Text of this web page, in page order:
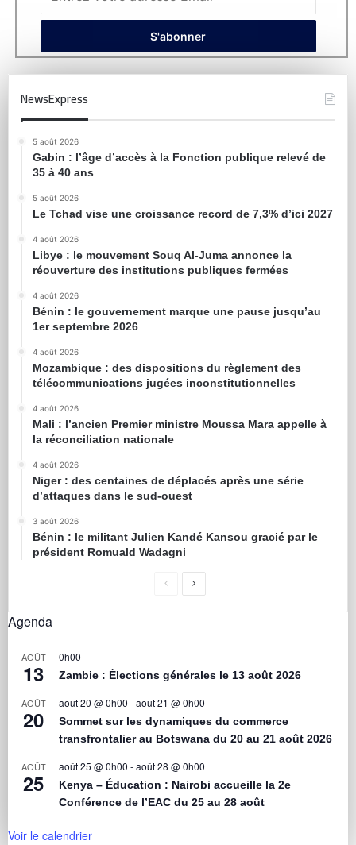
NewsExpress
5 août 2026
Gabin : l’âge d’accès à la Fonction publique relevé de
35 à 40 ans
5 août 2026
Le Tchad vise une croissance record de 7,3% d’ici 2027
4 août 2026
Libye : le mouvement Souq Al-Juma annonce la
réouverture des institutions publiques fermées
4 août 2026
Bénin : le gouvernement marque une pause jusqu’au
1er septembre 2026
4 août 2026
Mozambique : des dispositions du règlement des
télécommunications jugées inconstitutionnelles
4 août 2026
Mali : l’ancien Premier ministre Moussa Mara appelle à
la réconciliation nationale
4 août 2026
Niger : des centaines de déplacés après une série
d’attaques dans le sud-ouest
3 août 2026
Bénin : le militant Julien Kandé Kansou gracié par le
président Romuald Wadagni
Agenda
AOÛT
13
0h00
Zambie : Élections générales le 13 août 2026
AOÛT
20
août 20 @ 0h00 -août 21 @ 0h00
Sommet sur les dynamiques du commerce
transfrontalier au Botswana du 20 au 21 août 2026
AOÛT
25
août 25 @ 0h00 -août 28 @ 0h00
Kenya – Éducation : Nairobi accueille la 2e
Conférence de l’EAC du 25 au 28 août
Voir le calendrier